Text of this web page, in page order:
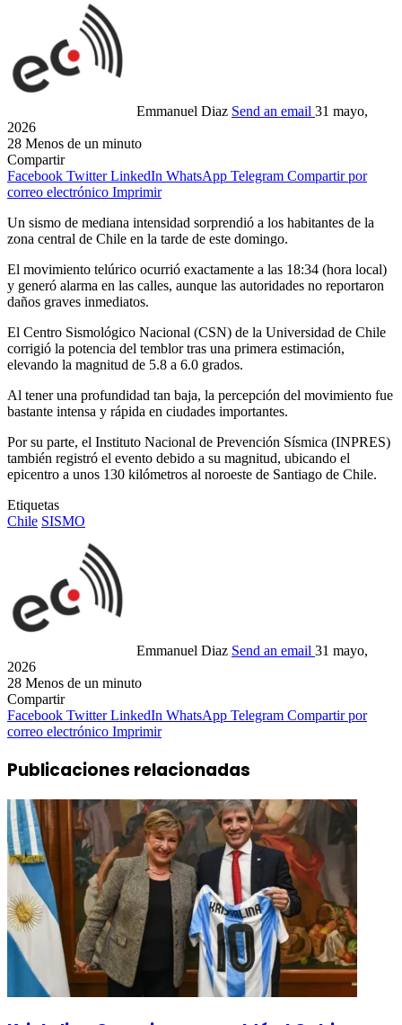
Emmanuel Diaz Send an email 31 mayo,
2026
28 Menos de un minuto
Compartir
Facebook Twitter LinkedIn WhatsApp Telegram Compartir por
correo electrónico Imprimir
Un sismo de mediana intensidad sorprendió a los habitantes de la
zona central de Chile en la tarde de este domingo.
El movimiento telúrico ocurrió exactamente a las 18:34 (hora local)
y generó alarma en las calles, aunque las autoridades no reportaron
daños graves inmediatos.
El Centro Sismológico Nacional (CSN) de la Universidad de Chile
corrigió la potencia del temblor tras una primera estimación,
elevando la magnitud de 5.8 a 6.0 grados.
Al tener una profundidad tan baja, la percepción del movimiento fue
bastante intensa y rápida en ciudades importantes.
Por su parte, el Instituto Nacional de Prevención Sísmica (INPRES)
también registró el evento debido a su magnitud, ubicando el
epicentro a unos 130 kilómetros al noroeste de Santiago de Chile.
Etiquetas
Chile SISMO
Emmanuel Diaz Send an email 31 mayo,
2026
28 Menos de un minuto
Compartir
Facebook Twitter LinkedIn WhatsApp Telegram Compartir por
correo electrónico Imprimir
Publicaciones relacionadas